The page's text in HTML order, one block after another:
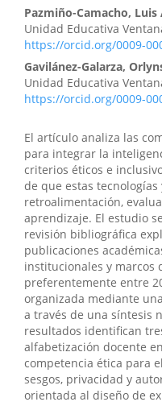
Pazmiño-Camacho,
Unidad Educativa
https://orcid.org/0009-
Gavilánez-Galarza,
Unidad Educativa
https://orcid.org/0009-
El artículo analiza las
para integrar la
criterios éticos e
de que estas
retroalimentación,
aprendizaje. El estudio
revisión bibliográfica
publicaciones
institucionales y marcos
preferentemente entre
organizada mediante
a través de una síntesis
resultados identifican
alfabetización docente
competencia ética para
sesgos, privacidad y
orientada al diseño de